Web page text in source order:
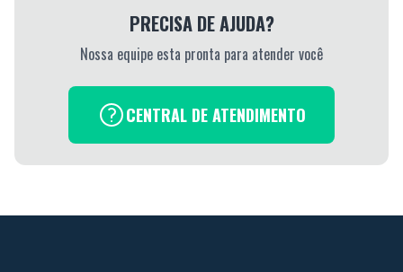
PRECISA DE AJUDA?
Nossa equipe esta pronta para atender você
CENTRAL DE ATENDIMENTO